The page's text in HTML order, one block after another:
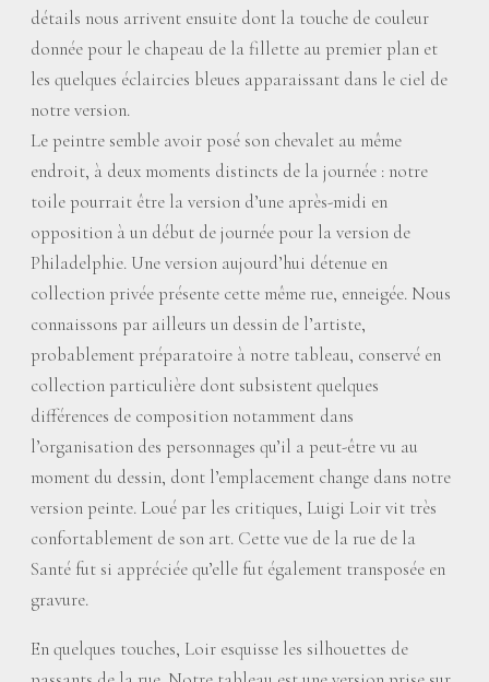
détails nous arrivent ensuite dont la touche de couleur
donnée pour le chapeau de la fillette au premier plan et
les quelques éclaircies bleues apparaissant dans le ciel de
notre version.
Le peintre semble avoir posé son chevalet au même
endroit, à deux moments distincts de la journée : notre
toile pourrait être la version d’une après-midi en
opposition à un début de journée pour la version de
Philadelphie. Une version aujourd’hui détenue en
collection privée présente cette même rue, enneigée. Nous
connaissons par ailleurs un dessin de l’artiste,
probablement préparatoire à notre tableau, conservé en
collection particulière dont subsistent quelques
différences de composition notamment dans
l’organisation des personnages qu’il a peut-être vu au
moment du dessin, dont l’emplacement change dans notre
version peinte. Loué par les critiques, Luigi Loir vit très
confortablement de son art. Cette vue de la rue de la
Santé fut si appréciée qu’elle fut également transposée en
gravure.
En quelques touches, Loir esquisse les silhouettes de